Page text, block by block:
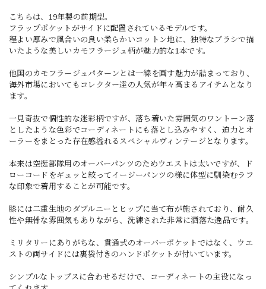
こちらは、19年製の前期型。
フラップポケットがサイドに配置されているモデルです。
程よい厚みで風合いの良い柔らかいコットン地に、独特なブラシで描
いたような美しいカモフラージュ柄が魅力的な1本です。
他国のカモフラージュパターンとは一線を画す魅力が詰まっており、
海外市場においてもコレクター達の人気が年々高まるアイテムとなり
ます。
一見奇抜で個性的な迷彩柄ですが、落ち着いた雰囲気のワントーン落
としたような色彩でコーディネートにも落とし込みやすく、迫力とオ
ーラーをまとった存在感溢れるスペシャルヴィンテージとなります。
本来は空挺部隊用のオーバーパンツのためウエストは太いですが、ド
ローコードをギュッと絞ってイージーパンツの様に体型に馴染むラフ
な印象で着用することが可能です。
膝には二重生地のダブルニーとヒップに当て布が施されており、耐久
性や無骨な雰囲気もありながら、洗練された非常に洒落た逸品です。
ミリタリーにありがちな、貫通式のオーバーポケットではなく、ウエ
ストの両サイドには裏袋付きのハンドポケットが付いています。
シンプルなトップスに合わせるだけで、コーディネートの主役になっ